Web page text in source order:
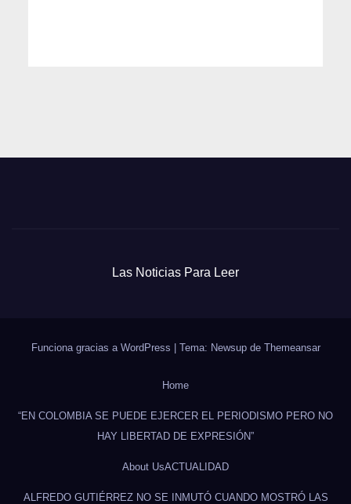
Las Noticias Para Leer
Funciona gracias a WordPress Tema: Newsup de Themeansar
Home
“EN COLOMBIA SE PUEDE EJERCER EL PERIODISMO PERO NO
HAY LIBERTAD DE EXPRESIÓN”
About UsACTUALIDAD
ALFREDO GUTIÉRREZ NO SE INMUTÓ CUANDO MOSTRÓ LAS